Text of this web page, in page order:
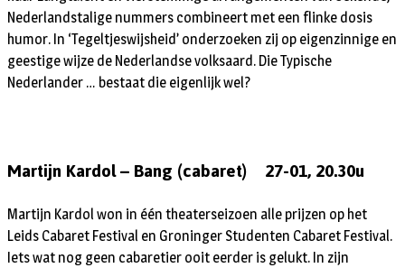
Nederlandstalige nummers combineert met een flinke dosis
humor. In ‘Tegeltjeswijsheid’ onderzoeken zij op eigenzinnige en
geestige wijze de Nederlandse volksaard. Die Typische
Nederlander … bestaat die eigenlijk wel?
Martijn Kardol – Bang (cabaret) 27-01, 20.30u
Martijn Kardol won in één theaterseizoen alle prijzen op het
Leids Cabaret Festival en Groninger Studenten Cabaret Festival.
Iets wat nog geen cabaretier ooit eerder is gelukt. In zijn